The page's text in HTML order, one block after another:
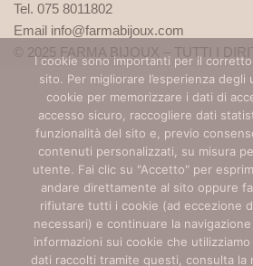
Tel. 075 8011802
Email info@farmabijoux.com
© 2025 FARMA BIJOUX – TUTTI I
1522
BASTA VIOLENZA SULLE DONNE!
Per avere un aiuto o anche solo un
È un servizio pubblico promosso
Consiglio dei Ministri – Dipartimento
Opportunità. Il numero è gratuito e
accoglie con operatrici specializzate
sostegno delle vittime di violenza e
I cookie sono importanti per il
sito. Per migliorare l’esperienza
cookie per memorizzare i dati di
accesso sicuro, raccogliere dati
funzionalità del sito e, previo
contenuti personalizzati, su misura
utente. Fai clic su "Accetto" per
andare direttamente al sito oppure
rifiutare tutti i cookie (ad eccezione
necessari) e continuare la
informazioni sui cookie che
dati raccolti tramite questi, consulta la